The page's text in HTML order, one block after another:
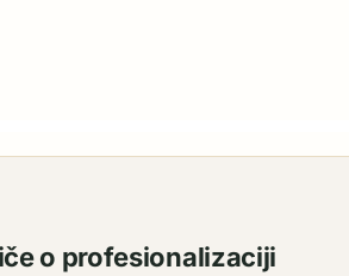
o profesionalizaciji